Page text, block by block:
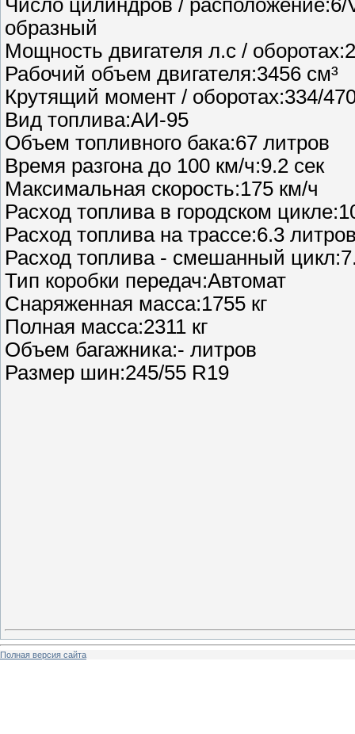
образный
Мощность двигателя л.с /
Рабочий объем двигателя:3456 см³
Крутящий момент / оборотах:334/
Вид топлива:АИ-95
Объем топливного бака:67 литров
Время разгона до 100 км/ч:9.2 сек
Максимальная скорость:175 км/ч
Расход топлива в городском
Расход топлива на трассе:6.3
Расход топлива - смешанный
Тип коробки передач:Автомат
Снаряженная масса:1755 кг
Полная масса:2311 кг
Объем багажника:- литров
Размер шин:245/55 R19
Полная версия сайта